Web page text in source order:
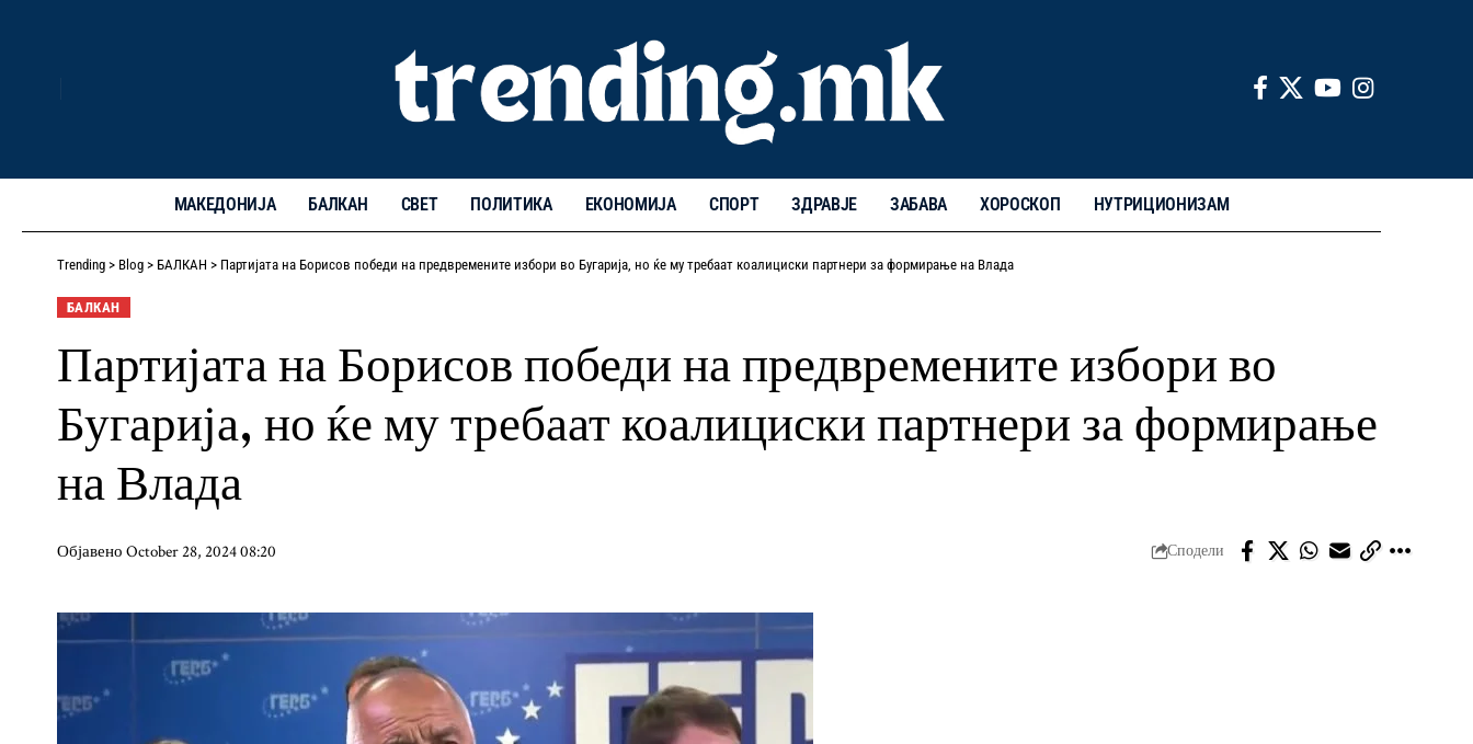
МАКЕДОНИЈА БАЛКАН СВЕТ ПОЛИТИКА ЕКОНОМИЈА СПОРТ ЗДРАВЈЕ ЗАБАВА ХОРОСКОП НУТРИЦИОНИЗАМ
Trending > Blog > БАЛКАН > Партијата на Борисов победи на предвремените избори во Бугарија, но ќе му требаат коалициски партнери за формирање на Влада
БАЛКАН
Партијата на Борисов победи на предвремените избори во
Бугарија, но ќе му требаат коалициски партнери за формирање
на Влада
Објавено October 28, 2024 08:20 Сподели